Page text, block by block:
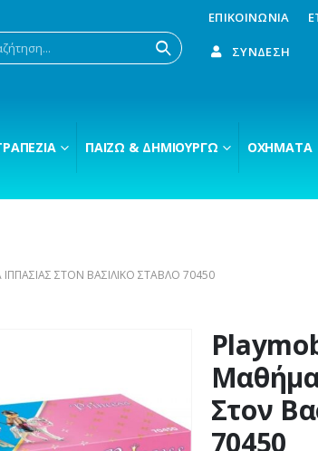
ΕΠΙΚΟΙΝΩΝΊΑ
ΣΎΝΔΕΣΗ
ΠΑΊΖΩ & ΔΗΜΙΟΥΡΓΏ ΟΧΉΜΑΤΑ
ΙΠΠΑΣΊΑΣ ΣΤΟΝ ΒΑΣΙΛΙΚΌ ΣΤΆΒΛΟ 70450
Στον
70450